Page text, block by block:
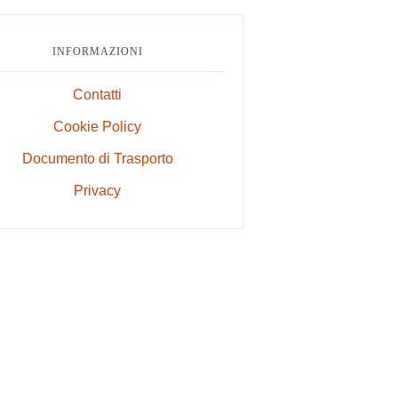
INFORMAZIONI
Contatti
Cookie Policy
Documento di Trasporto
Privacy